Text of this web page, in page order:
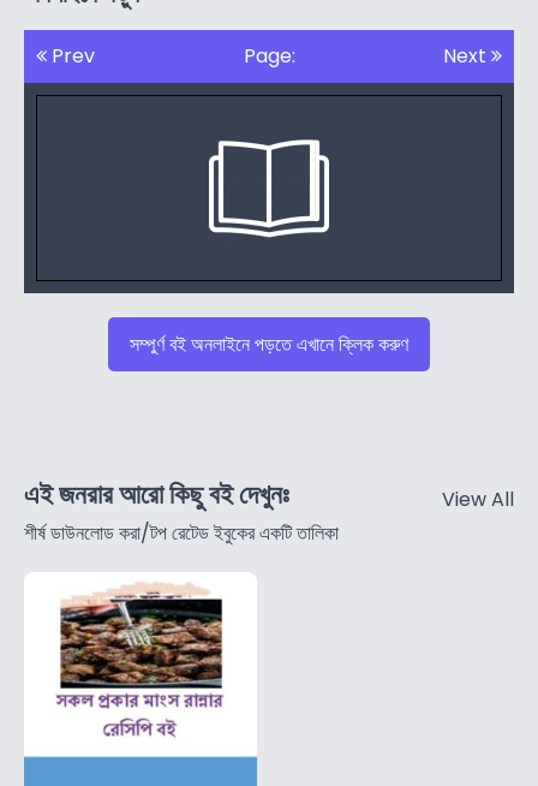
Prev Page: Next
সম্পুর্ণ বই অনলাইনে পড়তে এখানে ক্লিক করুণ
এই জনরার আরো কিছু বই দেখুনঃ
শীর্ষ ডাউনলোড করা/টপ রেটেড ইবুকের একটি তালিকা
View All